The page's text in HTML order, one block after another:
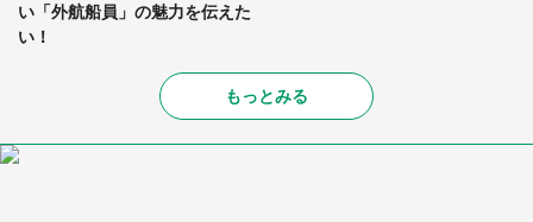
い「外航船員」の魅力を伝えた
い！
もっとみる